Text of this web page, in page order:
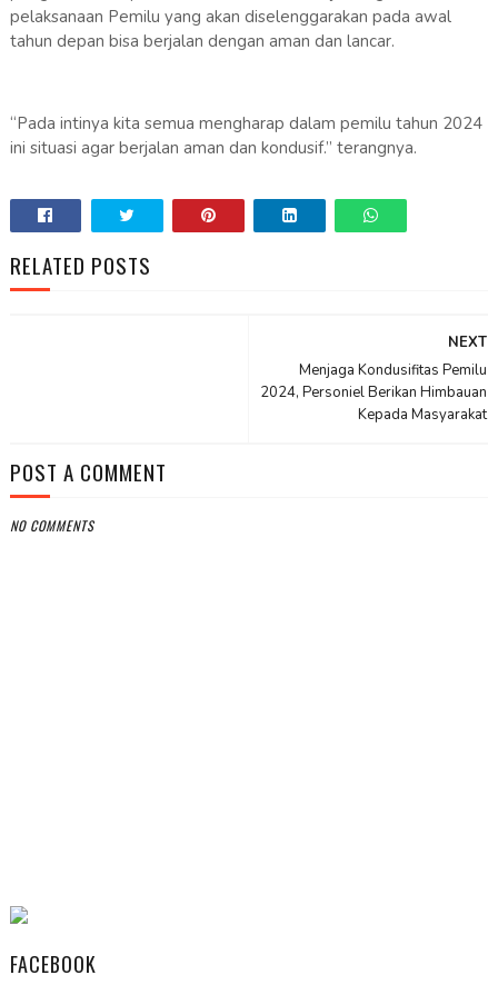
pelaksanaan Pemilu yang akan diselenggarakan pada awal
tahun depan bisa berjalan dengan aman dan lancar.
“Pada intinya kita semua mengharap dalam pemilu tahun 2024
ini situasi agar berjalan aman dan kondusif.” terangnya.
RELATED POSTS
NEXT
Menjaga Kondusifitas Pemilu
2024, Personiel Berikan Himbauan
Kepada Masyarakat
POST A COMMENT
NO COMMENTS
FACEBOOK